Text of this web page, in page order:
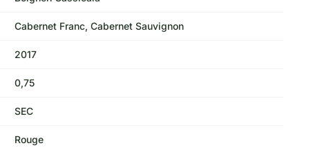
Cabernet Franc, Cabernet Sauvignon
2017
0,75
SEC
Rouge